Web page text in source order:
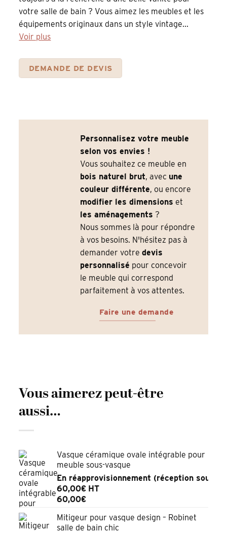
votre salle de bain ? Vous aimez les meubles et les
équipements originaux dans un style vintage...
Voir plus
DEMANDE DE DEVIS
Personnalisez votre meuble
selon vos envies !
Vous souhaitez ce meuble en
bois naturel brut, avec une
couleur différente, ou encore
modifier les dimensions et
les aménagements ?
Nous sommes là pour répondre
à vos besoins. N'hésitez pas à
demander votredevis
personnalisé pour concevoir
le meuble qui correspond
parfaitement à vos attentes.
Faire une demande
Vous aimerez peut-être
aussi…
Vasque céramique ovale intégrable pour
meuble sous-vasque
En réapprovisionnement (réception sous 2
60,00€ HT
60,00€
Mitigeur pour vasque design – Robinet
salle de bain chic